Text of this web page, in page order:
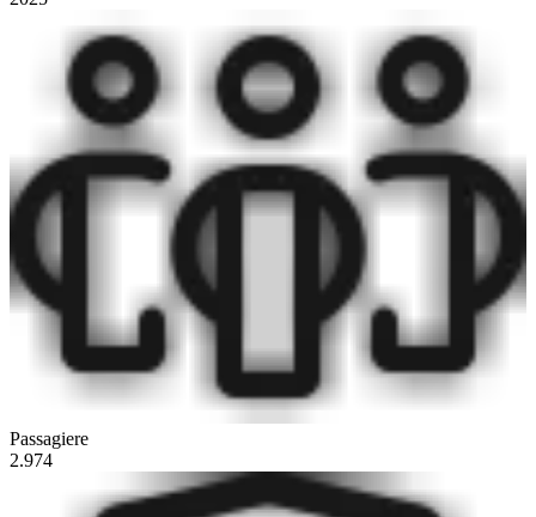
Passagiere
2.974